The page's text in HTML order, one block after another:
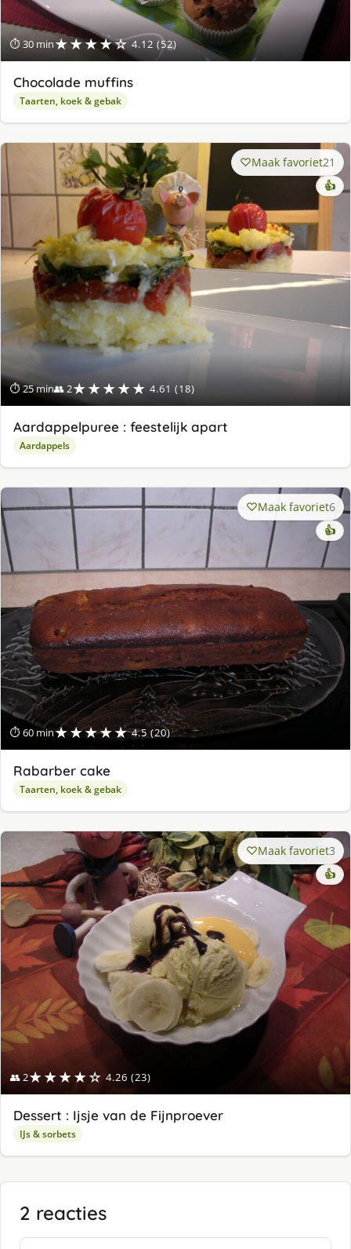
⏱ 30 min★★★★☆ 4.12 (52)
Chocolade muffins
Taarten, koek & gebak
⏱ 25 min👥 2★★★★★ 4.61 (18)
Maak favoriet21
👍
Aardappelpuree : feestelijk apart
Aardappels
⏱ 60 min★★★★★ 4.5 (20)
Maak favoriet6
👍
Rabarber cake
Taarten, koek & gebak
👥 2★★★★☆ 4.26 (23)
Maak favoriet3
👍
Dessert : Ijsje van de Fijnproever
IJs & sorbets
2 reacties